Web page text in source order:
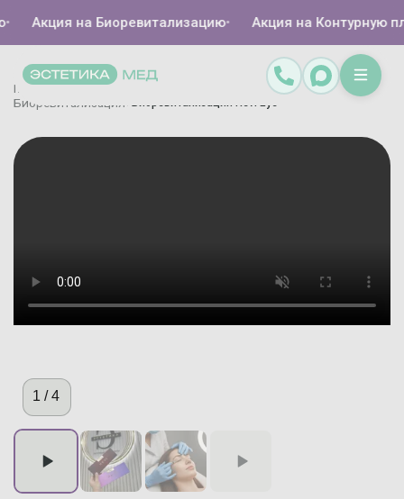
Акция на Биоревитализацию• Акция на Контурную
Главная Каталог Инъекционная косметология /
Биоревитализация Биоревитализация Revi Eye
1 /4